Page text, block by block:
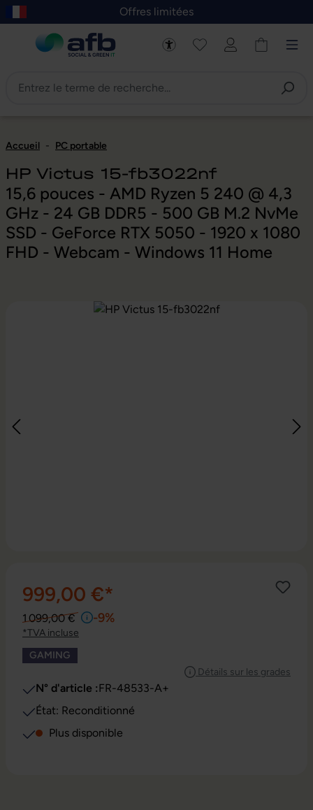
au contenu principal
Skip to B2B platform navigation
Offres limitées
Accueil - PC portable
HP Victus 15-fb3022nf
15,6 pouces - AMD Ryzen 5 240 @ 4,3
GHz - 24 GB DDR5 - 500 GB M.2 NvMe
SSD - GeForce RTX 5050 - 1920 x 1080
FHD - Webcam - Windows 11 Home
Ignorer la galerie d'images
999,00 €*
1 099,00 € -9%
*TVA incluse
GAMING
Détails sur les grades
N° d'article :FR-48533-A+
État: Reconditionné
Plus disponible